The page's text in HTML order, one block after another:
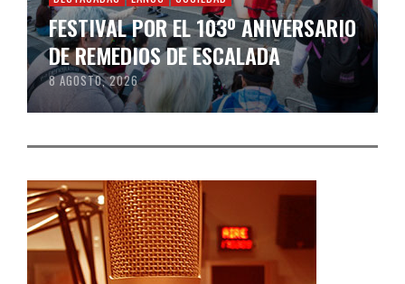
FESTIVAL POR EL 103º ANIVERSARIO
DE REMEDIOS DE ESCALADA
8 AGOSTO, 2026